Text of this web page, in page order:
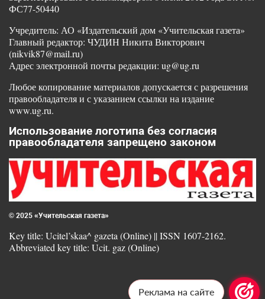
ФС77-50440
Учредитель: АО «Издательский дом «Учительская газета»
Главный редактор: ЧУДИН Никита Викторович
(nikvik87@mail.ru)
Адрес электронной почты редакции: ug@ug.ru
Любое копирование материалов допускается с разрешения
правообладателя и с указанием ссылки на издание
www.ug.ru.
Использование логотипа без согласия
правообладателя запрещено законом
© 2025 «Учительская газета»
Key title: Ucitel’skaa^ gazeta (Online) || ISSN 1607-2162.
Abbreviated key title: Ucit. gaz (Online)
Реклама на сайте